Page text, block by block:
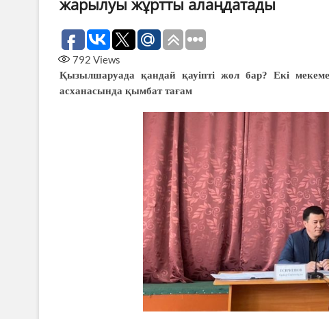
жарылуы жұртты алаңдатады
792 Views
Қызылшаруада қандай қауіпті жол бар? Екі
асханасында қымбат тағам